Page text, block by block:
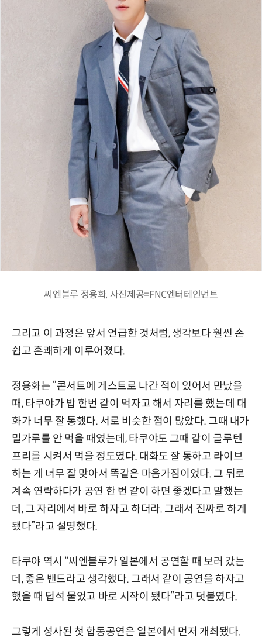
씨엔블루 정용화, 사진제공=FNC엔터테인먼트
그리고 이 과정은 앞서 언급한 것처럼, 생각보다 훨씬 손
쉽고 흔쾌하게 이루어졌다.
정용화는 “콘서트에 게스트로 나간 적이 있어서 만났을
때, 타쿠야가 밥 한번 같이 먹자고 해서 자리를 했는데 대
화가 너무 잘 통했다. 서로 비슷한 점이 많았다. 그때 내가
밀가루를 안 먹을 때였는데, 타쿠야도 그때 같이 글루텐
프리를 시켜서 먹을 정도였다. 대화도 잘 통하고 라이브
하는 게 너무 잘 맞아서 똑같은 마음가짐이었다. 그 뒤로
계속 연락하다가 공연 한 번 같이 하면 좋겠다고 말했는
데, 그 자리에서 바로 하자고 하더라. 그래서 진짜로 하게
됐다”라고 설명했다.
타쿠야 역시 “씨엔블루가 일본에서 공연할 때 보러 갔는
데, 좋은 밴드라고 생각했다. 그래서 같이 공연을 하자고
했을 때 덥석 물었고 바로 시작이 됐다”라고 덧붙였다.
그렇게 성사된 첫 합동공연은 일본에서 먼저 개최됐다.